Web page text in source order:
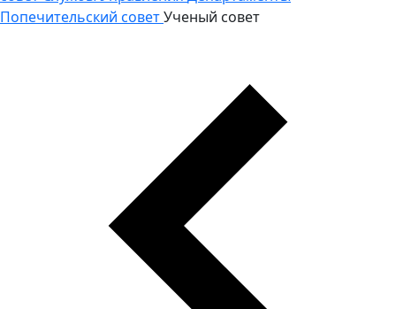
Попечительский советУченый совет